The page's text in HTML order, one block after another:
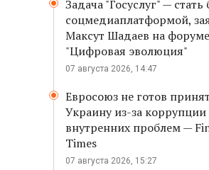
Задача "Госуслуг" —
соцмедиаплатформой,
Максут Шадаев на форуме
"Цифровая эволюция"
07 августа 2026, 14:47
Евросоюз не готов
Украину из-за коррупции
внутренних проблем —
Times
07 августа 2026, 15:27